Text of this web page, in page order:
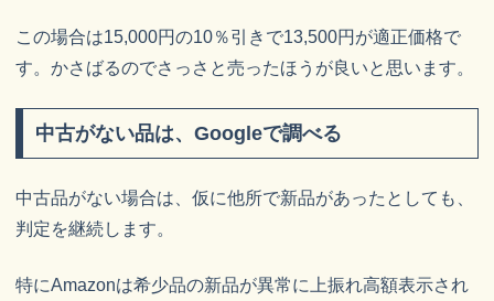
この場合は15,000円の10％引きで13,500円が適正価格で
す。かさばるのでさっさと売ったほうが良いと思います。
中古がない品は、Googleで調べる
中古品がない場合は、仮に他所で新品があったとしても、
判定を継続します。
特にAmazonは希少品の新品が異常に上振れ高額表示され